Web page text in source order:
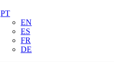
PT
EN
ES
FR
DE